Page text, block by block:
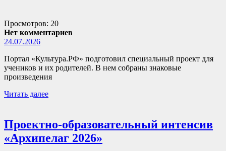
Просмотров: 20
Нет комментариев
24.07.2026
Портал «Культура.РФ» подготовил специальный проект для
учеников и их родителей. В нем собраны знаковые
произведения
Читать далее
Проектно-образовательный интенсив
«Архипелаг 2026»